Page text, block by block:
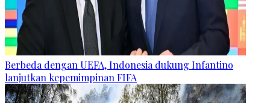
Berbeda dengan UEFA, Indonesia dukung Infantino
lanjutkan kepemimpinan FIFA